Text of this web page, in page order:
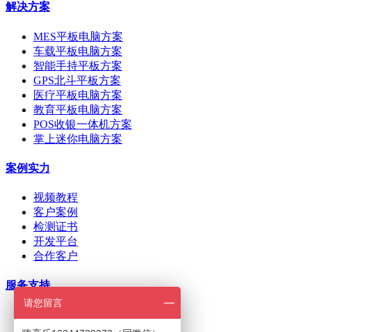
解决方案
MES平板电脑方案
车载平板电脑方案
智能手持平板方案
GPS北斗平板方案
医疗平板电脑方案
教育平板电脑方案
POS收银一体机方案
掌上迷你电脑方案
案例实力
视频教程
客户案例
检测证书
开发平台
合作客户
服务支持
在线下单
请您留言